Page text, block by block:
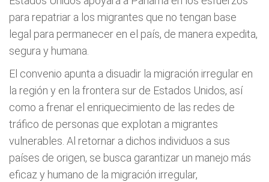
para repatriar a los migrantes que no tengan base
legal para permanecer en el país, de manera expedita,
segura y humana.
El convenio apunta a disuadir la migración irregular en
la región y en la frontera sur de Estados Unidos, así
como a frenar el enriquecimiento de las redes de
tráfico de personas que explotan a migrantes
vulnerables. Al retornar a dichos individuos a sus
países de origen, se busca garantizar un manejo más
eficaz y humano de la migración irregular,